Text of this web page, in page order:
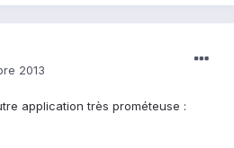
2013
application très prométeuse :